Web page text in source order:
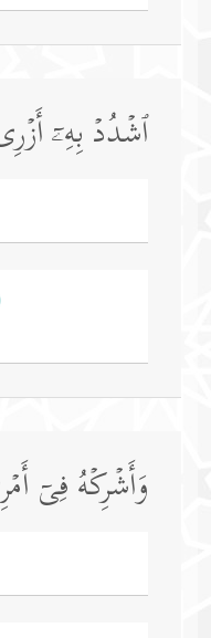
ٱشۡدُدۡ بِهِۦۤ
وَأَشۡرِكۡهُ فِیۤ